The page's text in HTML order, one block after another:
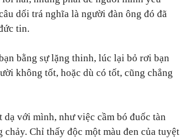
dối trá nghĩa là người đàn ông đó đã
tin.
bằng sự lặng thinh, lúc lại bỏ rơi bạn
không tốt, hoặc dù có tốt, cũng chẳng
với mình, như việc cầm bó đuốc tàn
Chỉ thấy độc một màu đen của tuyệt